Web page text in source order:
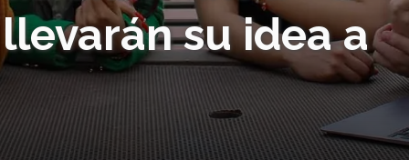
su idea a